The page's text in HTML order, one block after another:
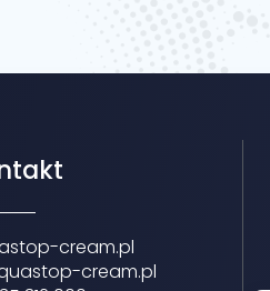
cream.pl
cream.pl